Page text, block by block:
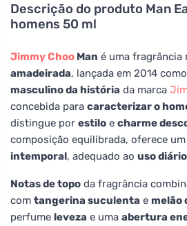
Descrição do produto Man
homens 50 ml
Jimmy Choo Man é uma fragrância
amadeirada, lançada em 2014 como
masculino da história da marca
concebida para caracterizar o
distingue por estilo e charme
composição equilibrada, oferece um
intemporal, adequado ao uso diário
Notas de topo da fragrância
com tangerina suculenta e melão
perfume leveza e uma abertura